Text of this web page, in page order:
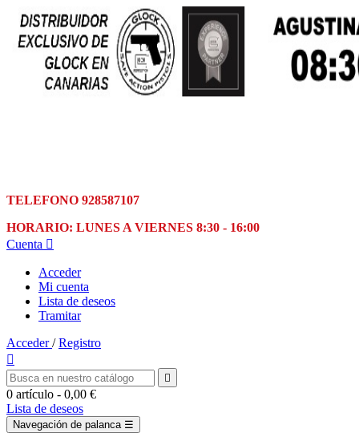
TELEFONO 928587107
HORARIO: LUNES A VIERNES 8:30 - 16:00
Cuenta 
Acceder
Mi cuenta
Lista de deseos
Tramitar
Acceder / Registro


0 artículo - 0,00 €
Lista de deseos
Navegación de palanca ☰